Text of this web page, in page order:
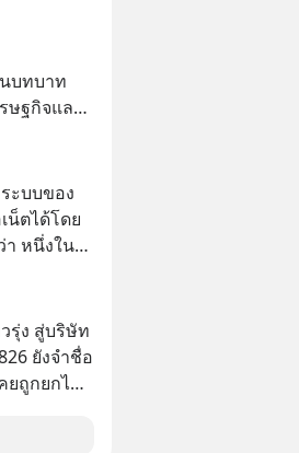
ไทยได้
นำ
งคมไทย
รงค์ ผู้
ะปัญญา
บทบาท
ษฐกิจและ
ระบบของ
น็ตได้โดย
า หนึ่งใน
ยหนึ่งได้
อร์
รุ่ง สู่บริษัท
ยังจำชื่อ
ยถูกยกไป
ป็น 2